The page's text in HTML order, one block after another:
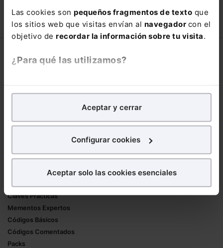
Las cookies son pequeños fragmentos de texto que
los sitios web que visitas envían al navegador con el
objetivo de recordar la información sobre tu visita.
¿Para qué las utilizamos?
analíticospara tratar demejorar tu experienciaen
nuestra página web. También con fines publicitarios,
para poder mostrarte publicidad y contenidos de tu
¿Qué puedes hacer?
experiencia en la web sea óptima
Puedesaceptar solo las esenciales
todas las cookies excepto aquellas imprescindibles.
También puedes
seleccionar solo aquellas que quieras permitir en tu
Aceptar y cerrar
Configurar cookies
Aceptar solo las cookies esenciales
110,00€ 66,00€
COMPRAR
Corporativo
Mementos
Formularios Jurídicos
Claves Prácticas
Mementos Expertos
Códigos Básicos
Códigos Comentados
Packs